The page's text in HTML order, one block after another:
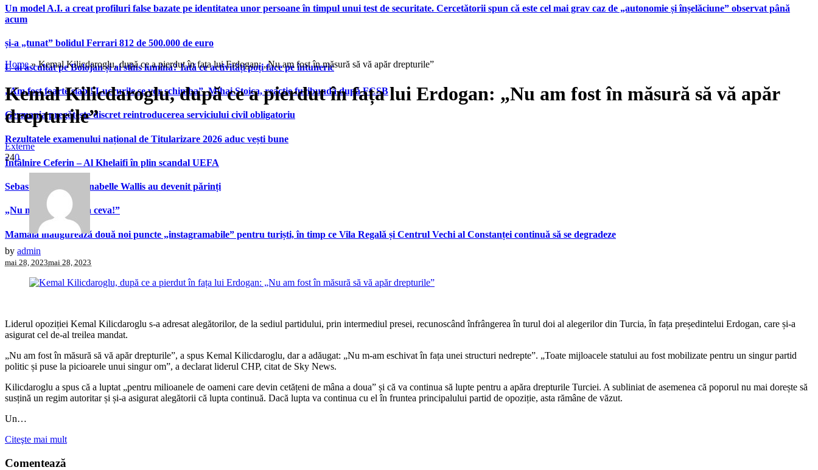
Un model A.I. a creat profiluri false bazate pe identitatea unor persoane în timpul unui test de securitate. Cercetătorii spun că este cel mai grav caz de „autonomie și înșelăciune” observat până
acum
și-a „tunat” bolidul Ferrari 812 de 500.000 de euro
L-ai ascultat pe Bolojan și ai stins lumina? Iată ce activități poți face pe întuneric
„Am fost foarte slabi! Lucrurile se vor schimba”. Mihai Stoica, reacție furibundă după FCSB
Germania pregătește discret reintroducerea serviciului civil obligatoriu
Rezultatele examenului național de Titularizare 2026 aduc vești bune
Întâlnire Ceferin – Al Khelaifi în plin scandal UEFA
Sebastian Stan și Annabelle Wallis au devenit părinți
„Nu mă întrebați așa ceva!”
Mamaia inaugurează două noi puncte „instagramabile” pentru turiști, în timp ce Vila Regală și Centrul Vechi al Constanței continuă să se degradeze
Home»Kemal Kilicdaroglu, după ce a pierdut în fața lui Erdogan: „Nu am fost în măsură să vă apăr drepturile”
Kemal Kilicdaroglu, după ce a pierdut în fața lui Erdogan: „Nu am fost în măsură să vă apăr
drepturile”
Externe
240
by admin
mai 28, 2023mai 28, 2023
Liderul opoziției Kemal Kilicdaroglu s-a adresat alegătorilor, de la sediul partidului, prin intermediul presei, recunoscând înfrângerea în turul doi al alegerilor din Turcia, în fața președintelui Erdogan, care și-a
asigurat cel de-al treilea mandat.
„Nu am fost în măsură să vă apăr drepturile”, a spus Kemal Kilicdaroglu, dar a adăugat: „Nu m-am eschivat în fața unei structuri nedrepte”. „Toate mijloacele statului au fost mobilizate pentru un singur partid
politic și puse la picioarele unui singur om”, a declarat liderul CHP, citat de Sky News.
Kilicdaroglu a spus că a luptat „pentru milioanele de oameni care devin cetățeni de mâna a doua” și că va continua să lupte pentru a apăra drepturile Turciei. A subliniat de asemenea că poporul nu mai dorește să
susțină un regim autoritar și și-a asigurat alegătorii că lupta continuă. Dacă lupta va continua cu el în fruntea principalului partid de opoziție, asta rămâne de văzut.
Un…
Citeşte mai mult
Comentează